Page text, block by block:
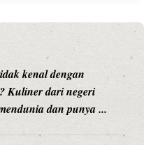
kenal dengan
Kuliner dari negeri
dan punya ...